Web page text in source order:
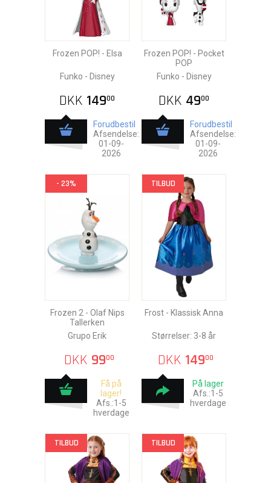
Frozen POP! - Elsa
Funko - Disney
DKK 14900
Forudbestil
Afsendelse:
01-09-
2026
Frozen POP! - Pocket
POP
Funko - Disney
DKK 4900
Forudbestil
Afsendelse:
01-09-
2026
- 23%
Frozen 2 - Olaf Nips
Tallerken
Grupo Erik
DKK 9900
Få på
lager!
Afs.:1-5
hverdage
TILBUD
Frost - Klassisk Anna
Størrelser: 3-8 år
DKK 14900
På lager
Afs.:1-5
hverdage
TILBUD TILBUD